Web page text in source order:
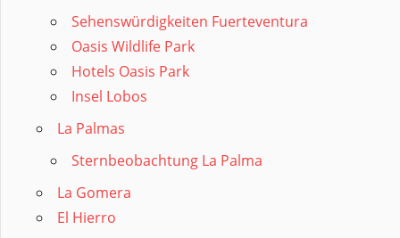
Sehenswürdigkeiten Fuerteventura
Oasis Wildlife Park
Hotels Oasis Park
Insel Lobos
La Palmas
Sternbeobachtung La Palma
La Gomera
El Hierro